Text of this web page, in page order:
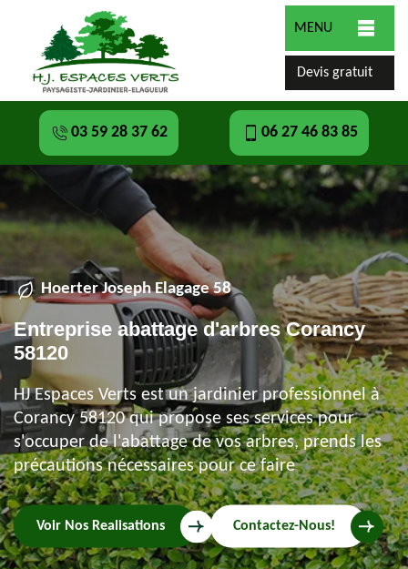
MENU
Devis gratuit
03 59 28 37 62 06 27 46 83 85
Hoerter Joseph Elagage 58
Entreprise abattage d'arbres Corancy
58120
HJ Espaces Verts est un jardinier professionnel à
Corancy 58120 qui propose ses services pour
s'occuper de l'abattage de vos arbres, prends les
précautions nécessaires pour ce faire
Voir Nos Realisations Contactez-Nous!